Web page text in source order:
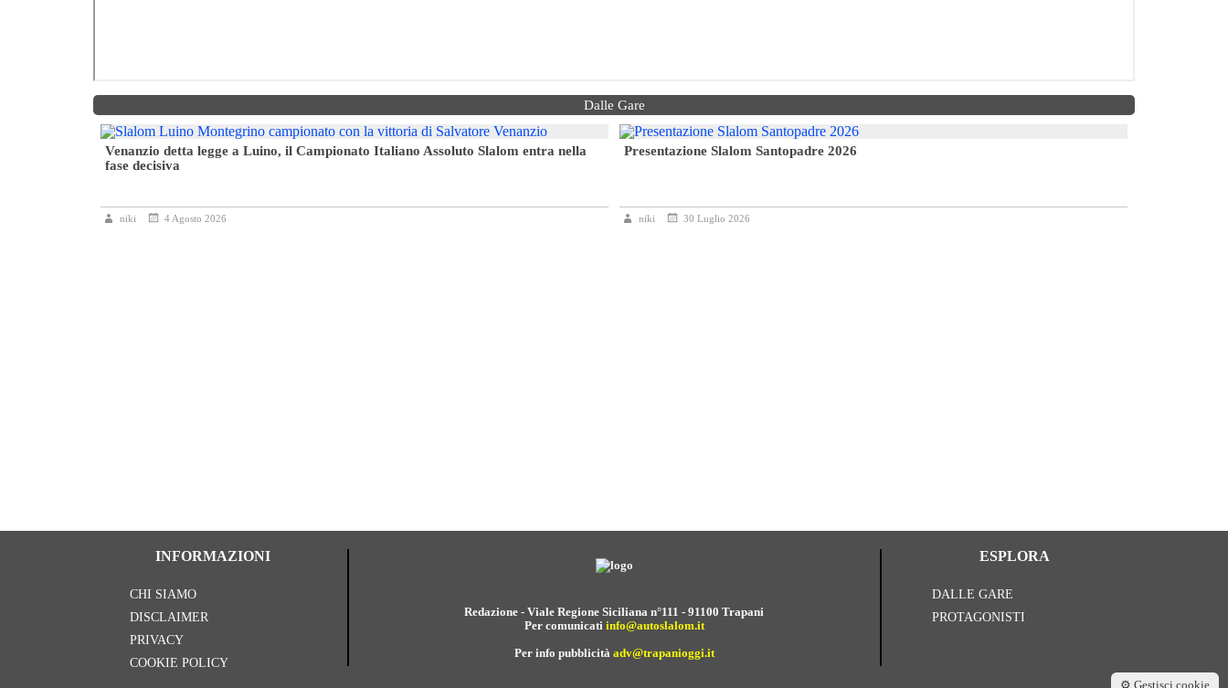
Dalle Gare
Venanzio detta legge a Luino, il Campionato Italiano Assoluto Slalom entra nella
fase decisiva
niki 4 Agosto 2026
Presentazione Slalom Santopadre 2026
niki 30 Luglio 2026
INFORMAZIONI
CHI SIAMO
DISCLAIMER
PRIVACY
COOKIE POLICY
Redazione - Viale Regione Siciliana n°111 - 91100 Trapani
Per comunicati info@autoslalom.it
Per info pubblicità adv@trapanioggi.it
ESPLORA
DALLE GARE
PROTAGONISTI
⚙️ Gestisci cookie